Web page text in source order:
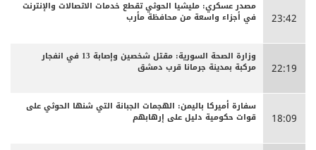
23:42
مصدر عسكري: مليشيا الحوثي تقطع خدمات الاتصالات والإنترنت
في أجزاء واسعة من محافظة مأرب
22:19
وزارة الصحة السورية: مقتل شخصين وإصابة 13 في انفجار
مركبة بمدينة جرمانا قرب دمشق
18:09
سفارة أميركا باليمن: الهجمات الجبانة التي شنها الحوثي على
قوات حكومية دليل على إرهابهم